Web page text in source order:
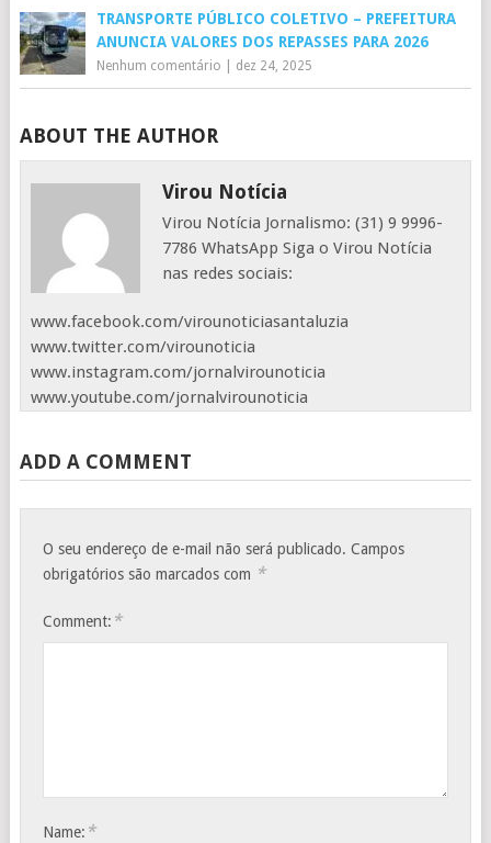
TRANSPORTE PÚBLICO COLETIVO – PREFEITURA
ANUNCIA VALORES DOS REPASSES PARA 2026
Nenhum comentário dez 24, 2025
ABOUT THE AUTHOR
Virou Notícia
Virou Notícia Jornalismo: (31) 9 9996-
7786 WhatsApp Siga o Virou Notícia
nas redes sociais:
www.facebook.com/virounoticiasantaluzia
www.twitter.com/virounoticia
www.instagram.com/jornalvirounoticia
www.youtube.com/jornalvirounoticia
ADD A COMMENT
O seu endereço de e-mail não será publicado. Campos
obrigatórios são marcados com *
Comment: *
Name: *